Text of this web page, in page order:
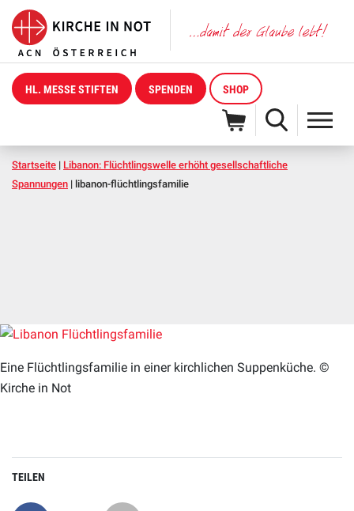
HL. MESSE STIFTEN SPENDEN SHOP
Startseite | Libanon: Flüchtlingswelle erhöht gesellschaftliche
Spannungen | libanon-flüchtlingsfamilie
Eine Flüchtlingsfamilie in einer kirchlichen Suppenküche. ©
Kirche in Not
TEILEN